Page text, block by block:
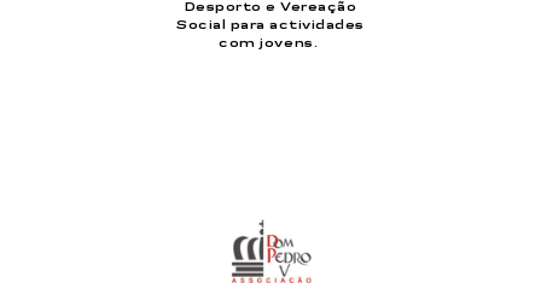
Desporto e Vereação
Social para actividades
com jovens.